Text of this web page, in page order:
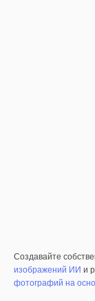
Создавайте
изображений ИИ и
фотографий на